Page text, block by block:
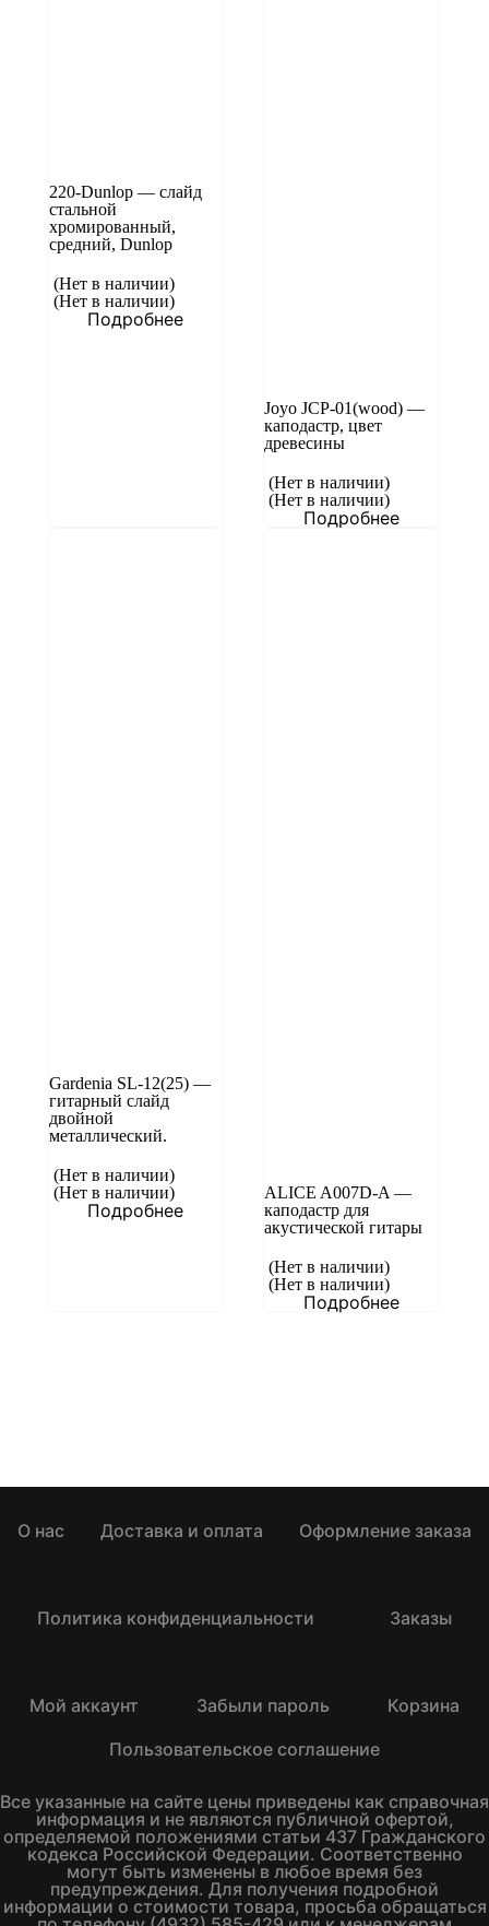
220-Dunlop — cлайд
стальной
хромированный,
средний, Dunlop
(Нет в наличии)
(Нет в наличии)
Подробнее
Joyo JCP-01(wood) —
каподастр, цвет
древесины
(Нет в наличии)
(Нет в наличии)
Подробнее
Gardenia SL-12(25) —
гитарный слайд
двойной
металлический.
(Нет в наличии)
(Нет в наличии)
Подробнее
ALICE A007D-A —
каподастр для
акустической гитары
(Нет в наличии)
(Нет в наличии)
Подробнее
О нас Доставка и оплата Оформление заказа
Политика конфиденциальности Заказы
Мой аккаунт Забыли пароль
Корзина
Пользовательское соглашение
Все указанные на сайте цены приведены как справочная
информация и не являются публичной офертой,
определяемой положениями статьи 437 Гражданского
кодекса Российской Федерации. Соответственно
могут быть изменены в любое время без
предупреждения. Для получения подробной
информации о стоимости товара, просьба обращаться